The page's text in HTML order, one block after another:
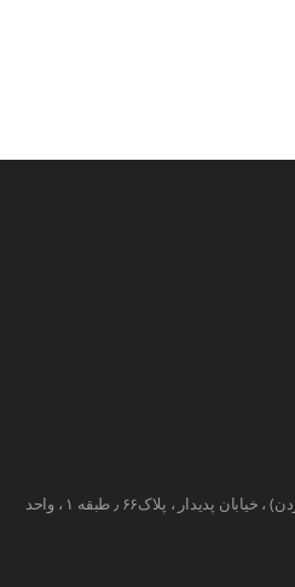
جهان کودک ، خیابان نلسون ماندلا(جردن) ، خیابان پدیدار ، پلاک۶۶ ٫ طبقه ۱ ، واحد